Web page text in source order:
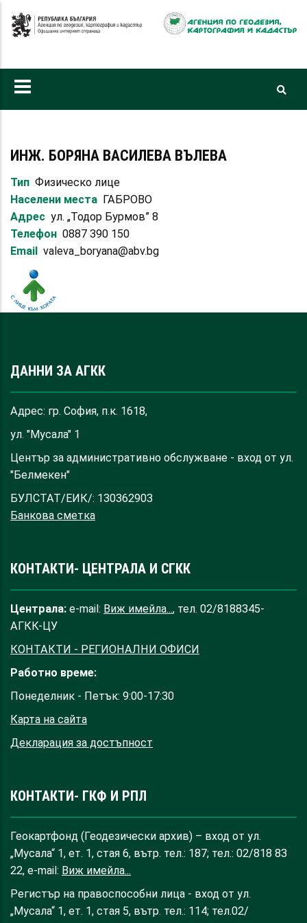
към
ИНЖ. БОРЯНА ВАСИЛЕВА ВЪЛЕВА
Тип Физическо лице
Населени места ГАБРОВО
Адрес ул. „Тодор Бурмов” 8
Телефон 0887 390 150
Email
valeva_boryana@abv.bg
ДАННИ ЗА АГКК
Адрес: гр. София, п.к. 1618,
ул. "Мусала" 1
Център за административно обслужване - вход от ул.
"Белмекен"
БУЛСТАТ/ЕИК/: 130362903
Банкова сметка
КОНТАКТИ- ЦЕНТРАЛА И СГКК
Централа: e-mail: Виж имейла..., тел. 02/8188345-
АГКК-ЦУ
КОНТАКТИ - РЕГИОНАЛНИ ОФИСИ
Работно време:
Понеделник - Петък: 9:00-17:30
Карта на сайта
Декларация за достъпност
КОНТАКТИ- ГКФ И РПЛ
Геокартфонд (Геодезически архив) – вход от ул.
„Мусала“ 1, ет. 1, стая 6, вътр. тел.: 187; тел.: 02/818 83
22, e-mail: Виж имейла...
Регистър на правоспособни лица - вход от ул.
„Мусала“ 1, ет. 1, стая 5, вътр. тел.: 114; тел.02/